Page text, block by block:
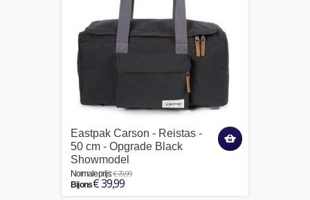
Eastpak Carson - Reistas -
50 cm - Opgrade Black
Showmodel
Normale prijs:€ 79,99
Bij ons€ 39,99